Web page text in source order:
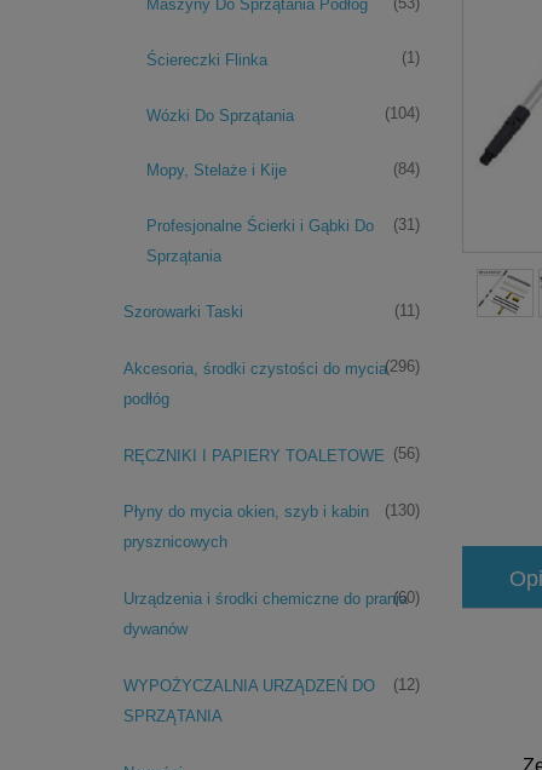
Maszyny Do Sprzątania Podłóg
Ściereczki Flinka (1)
Wózki Do Sprzątania (104)
Mopy, Stelaże i Kije (84)
Profesjonalne Ścierki i Gąbki Do
Sprzątania
(31)
Szorowarki Taski (11)
Akcesoria, środki czystości do mycia
podłóg
(296)
RĘCZNIKI I PAPIERY TOALETOWE (56)
Płyny do mycia okien, szyb i kabin
prysznicowych
(130)
Urządzenia i środki chemiczne do prania
dywanów
(60)
WYPOŻYCZALNIA URZĄDZEŃ DO
SPRZĄTANIA
(12)